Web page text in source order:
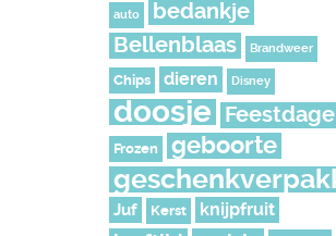
auto
bedankje
Bellenblaas
Brandweer
Chips dieren Disney
doosje
Frozen geboorte
Juf Kerst knijpfruit